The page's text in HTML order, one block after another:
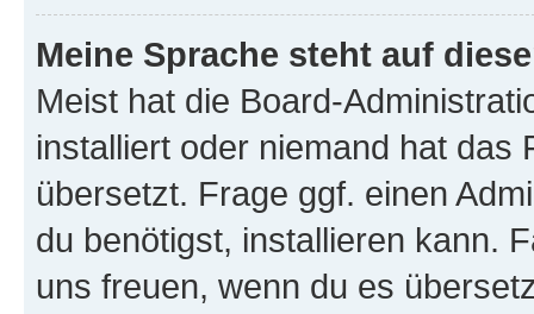
Meine Sprache steht auf
Meist hat die Board-
installiert oder niemand hat das
übersetzt. Frage ggf. einen
du benötigst, installieren kann.
uns freuen, wenn du es